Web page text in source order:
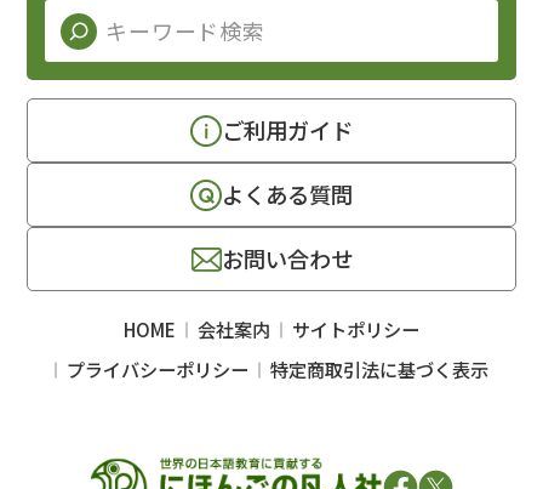
ご利用ガイド
よくある質問
お問い合わせ
HOME 会社案内
サイトポリシー
プライバシーポリシー
特定商取引法に基づく表示